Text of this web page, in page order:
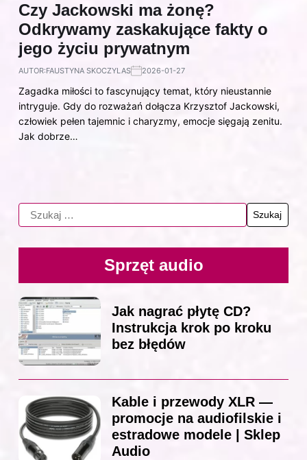
Czy Jackowski ma żonę?
Odkrywamy zaskakujące fakty o
jego życiu prywatnym
AUTOR:FAUSTYNA SKOCZYLAS 2026-01-27
Zagadka miłości to fascynujący temat, który nieustannie
intryguje. Gdy do rozważań dołącza Krzysztof Jackowski,
człowiek pełen tajemnic i charyzmy, emocje sięgają zenitu.
Jak dobrze…
Sprzęt audio
Jak nagrać płytę CD?
Instrukcja krok po kroku
bez błędów
Kable i przewody XLR —
promocje na audiofilskie i
estradowe modele | Sklep
Audio